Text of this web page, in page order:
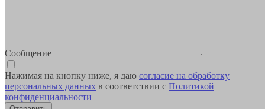
Сообщение
Нажимая на кнопку ниже, я даю согласие на обработку
персональных данных в соответствии с Политикой
конфиденциальности